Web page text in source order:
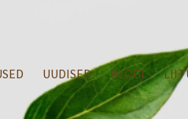
UUDISED BLOGI